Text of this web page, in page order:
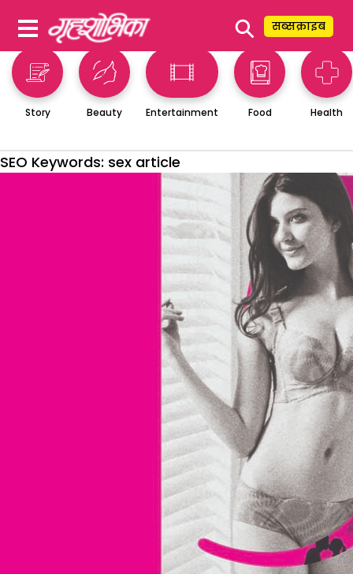
⚲ सब्सक्राइब
Story Beauty Entertainment Food Health
SEO Keywords: sex article